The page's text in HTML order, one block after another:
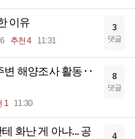
이유
추천 4 11:31
3
댓글
변 해양조사 활동‥
1 11:30
8
댓글
화난 게 아냐... 공
4